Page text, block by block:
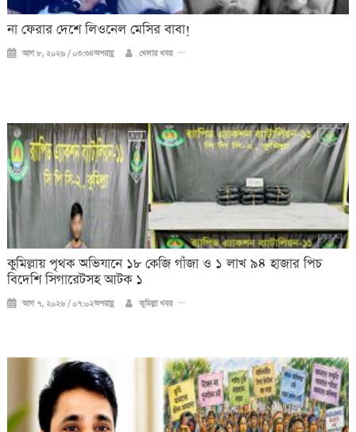
না ফেরার দেশে লিওনেল মেসির বাবা!
আগ ৮, ২০২৬ / ০৩:৩৪অপরাহ্ণ খেলার খবর
কুমিল্লায় পৃথক অভিযানে ১৮ কেজি গাঁজা ও ১ লাখ ৯৪ হাজার পিচ
বিদেশি সিগারেটসহ আটক ১
আগ ৭, ২০২৬ / ০৭:০২অপরাহ্ণ কুমিল্লা খবর